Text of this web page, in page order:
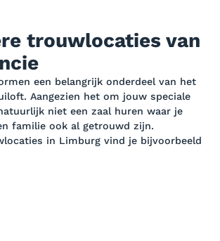
trouwlocaties van
een belangrijk onderdeel van het
Aangezien het om jouw speciale
niet een zaal huren waar je
familie ook al getrouwd zijn.
in Limburg vind je bijvoorbeeld